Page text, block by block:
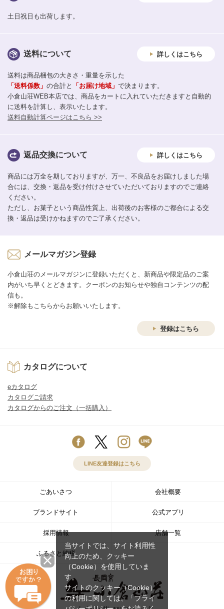
土日祝日も出荷します。
送料について 詳しくはこちら
送料は商品梱包の大きさ・重量を示した
「送料係数」 の合計と 「お届け地域」 で決まります。
小倉山荘WEB本店では、商品をカートに入れていただきますと自動的
に送料を計算し、表示いたします。
送料自動計算ページはこちら >>
返品交換について 詳しくはこちら
商品には万全を期しておりますが、万一、不良品をお届けしました場
合には、交換・返品を受け付けさせていただいておりますのでご連絡
ください。
ただし、お菓子という商品性質上、出荷後のお客様のご都合による交
換・返品は受けかねますのでご了承ください。
メールマガジン登録
小倉山荘のメールマガジンに登録いただくと、新商品や限定品のご案
内がいち早くとどきます。クーポンのお知らせや独自コンテンツの配
信も。
※解除もこちらからお願いいたします。
登録はこちら
カタログについて
eカタログ
カタログご請求
カタログからのご注文（一括購入）
LINE友達登録はこちら
ごあいさつ 会社概要
ブランドサイト 公式アプリ
採用情報 店舗一覧
ふるさと納税
当サイトでは、サイト利用性
向上のため、クッキー
（Cookie）を使用していま
す。
サイトのクッキー（Cookie）
の利用に関しては、「プライ